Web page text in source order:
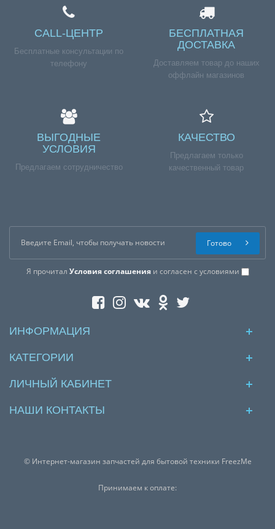
CALL-ЦЕНТР
Бесплатные консультации по
телефону
БЕСПЛАТНАЯ
ДОСТАВКА
Доставляем товар до наших
оффлайн магазинов
ВЫГОДНЫЕ
УСЛОВИЯ
Предлагаем сотрудничество
КАЧЕСТВО
Предлагаем только
качественный товар
Я прочитал Условия соглашенияи согласен с условиями
Готово
ИНФОРМАЦИЯ
КАТЕГОРИИ
ЛИЧНЫЙ КАБИНЕТ
НАШИ КОНТАКТЫ
© Интернет-магазин запчастей для бытовой техники FreezMe
Принимаем к оплате: